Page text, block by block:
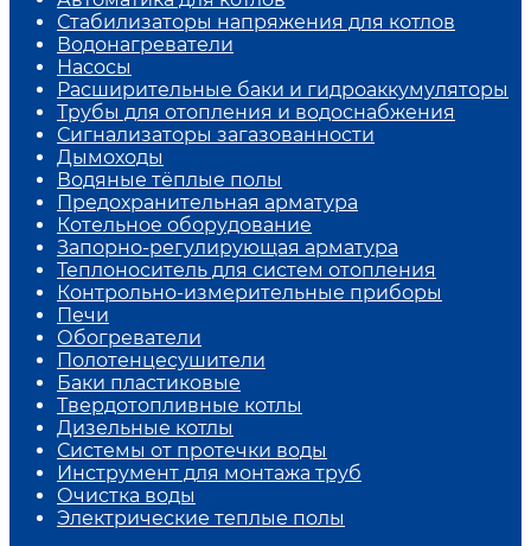
Стабилизаторы напряжения для котлов
Водонагреватели
Насосы
Расширительные баки и гидроаккумуляторы
Трубы для отопления и водоснабжения
Сигнализаторы загазованности
Дымоходы
Водяные тёплые полы
Предохранительная арматура
Котельное оборудование
Запорно-регулирующая арматура
Теплоноситель для систем отопления
Контрольно-измерительные приборы
Печи
Обогреватели
Полотенцесушители
Баки пластиковые
Твердотопливные котлы
Дизельные котлы
Системы от протечки воды
Инструмент для монтажа труб
Очистка воды
Электрические теплые полы